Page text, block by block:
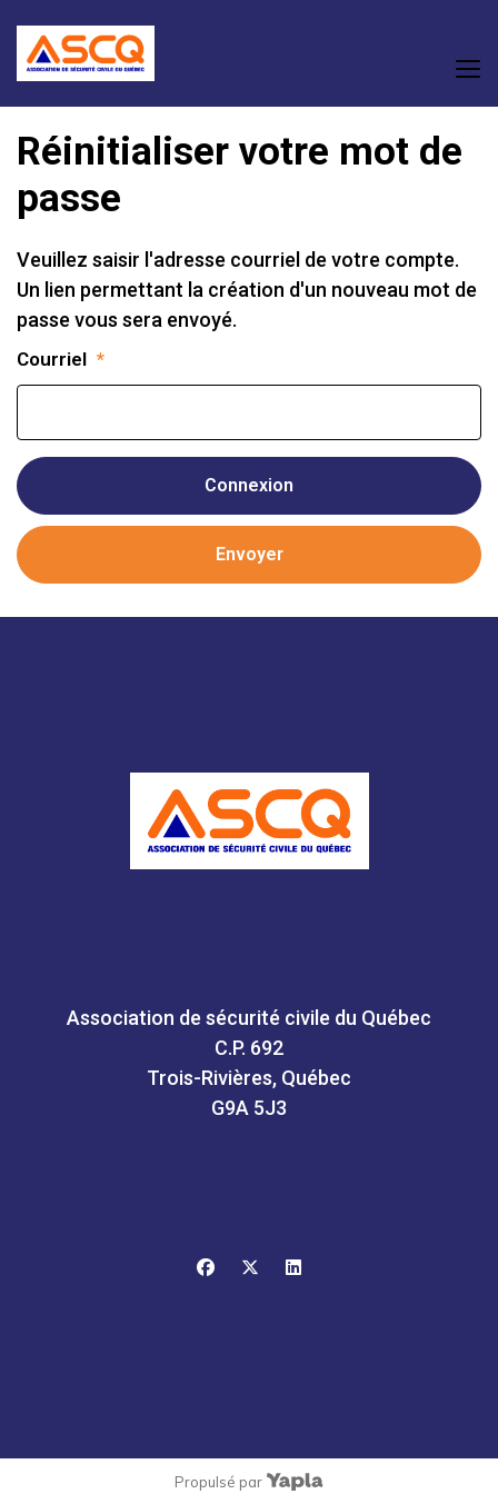
Réinitialiser votre mot de
passe
Veuillez saisir l'adresse courriel de votre compte.
Un lien permettant la création d'un nouveau mot de
passe vous sera envoyé.
Courriel *
Connexion
Association de sécurité civile du Québec
C.P. 692
Trois-Rivières, Québec
G9A 5J3
facebookx-twitterlinkedin
Propulsé par